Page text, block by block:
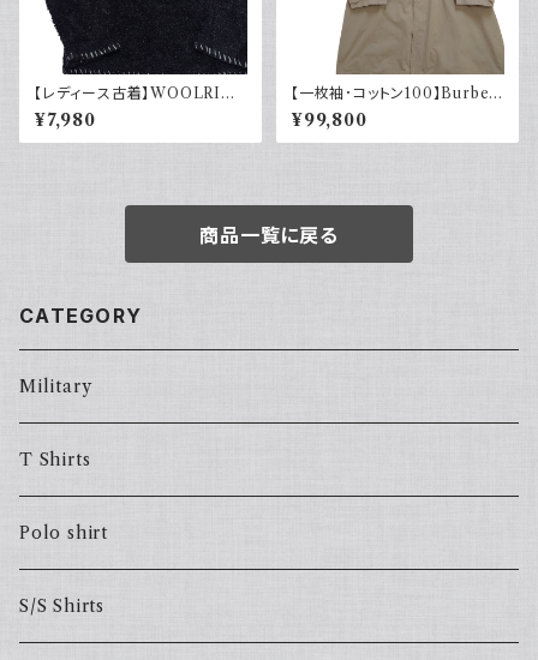
【レディース古着】WOOLRIC
H ウールリッチ ハーフジップ ボ
アフリース 雪
¥7,980
【一枚袖･コットン100】Burber
ry バーバリー コート コマンダ
ーII
¥99,800
商品一覧に戻る
CATEGORY
Military
T Shirts
Polo shirt
S/S Shirts